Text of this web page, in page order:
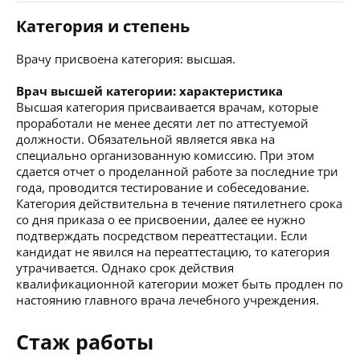
Категория и степень
Врачу присвоена категория: высшая.
Врач высшей категории: характеристика
Высшая категория присваивается врачам, которые
проработали не менее десяти лет по аттестуемой
должности. Обязательной является явка на
специально организованную комиссию. При этом
сдается отчет о проделанной работе за последние три
года, проводится тестирование и собеседование.
Категория действительна в течение пятилетнего срока
со дня приказа о ее присвоении, далее ее нужно
подтверждать посредством переаттестации. Если
кандидат не явился на переаттестацию, то категория
утрачивается. Однако срок действия
квалификационной категории может быть продлен по
настоянию главного врача лечебного учреждения.
Стаж работы